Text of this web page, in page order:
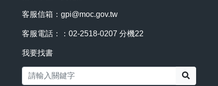
客服信箱： gpi@moc.gov.tw
客服電話：：02-2518-0207 分機22
我要找書